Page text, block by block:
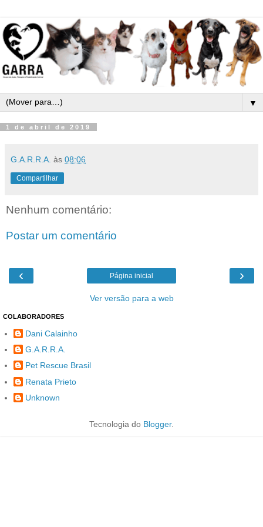
▼
1 de abril de 2019
G.A.R.R.A. às 08:06
Compartilhar
Nenhum comentário:
Postar um comentário
‹ ›
Página inicial
Ver versão para a web
COLABORADORES
Dani Calainho
G.A.R.R.A.
Pet Rescue Brasil
Renata Prieto
Unknown
Tecnologia do Blogger.